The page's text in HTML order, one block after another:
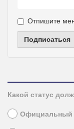
Отпишите
Подписаться
Какой статус
Официальный